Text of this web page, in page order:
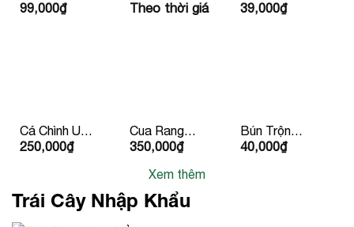
Kèm Nước
99,000₫
Chay Kèm
Theo thời giá
Xương Bean
39,000₫
Cá Chình Um
Chuối 2
250,000₫
Cua Rang
Me
350,000₫
Bún Trộn
Chay
40,000₫
Xem thêm
Trái Cây Nhập Khẩu